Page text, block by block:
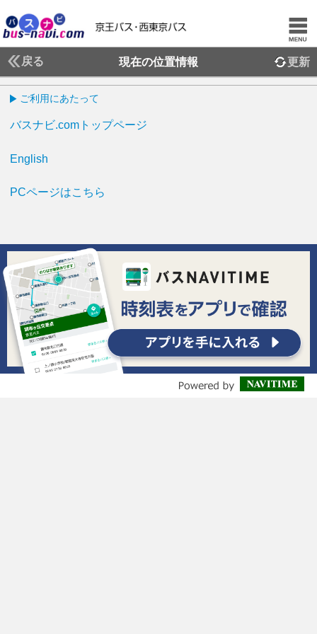
戻る 現在の位置情報 更新
ご利用にあたって
バスナビ.comトップページ
English
PCページはこちら